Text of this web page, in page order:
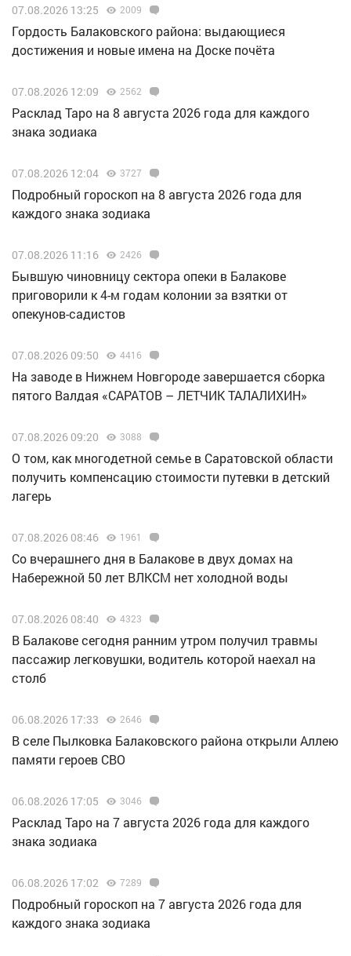
07.08.2026 13:25 2009
Гордость Балаковского района: выдающиеся
достижения и новые имена на Доске почёта
07.08.2026 12:09 2562
Расклад Таро на 8 августа 2026 года для каждого
знака зодиака
07.08.2026 12:04 3727
Подробный гороскоп на 8 августа 2026 года для
каждого знака зодиака
07.08.2026 11:16 2426
Бывшую чиновницу сектора опеки в Балакове
приговорили к 4-м годам колонии за взятки от
опекунов-садистов
07.08.2026 09:50 4416
Н️а заводе в Нижнем Новгороде завершается сборка
пятого Валдая «САРАТОВ – ЛЕТЧИК ТАЛАЛИХИН»
07.08.2026 09:20 3088
О том, как многодетной семье в Саратовской области
получить компенсацию стоимости путевки в детский
лагерь
07.08.2026 08:46 1961
Со вчерашнего дня в Балакове в двух домах на
Набережной 50 лет ВЛКСМ нет холодной воды
07.08.2026 08:40 4323
В Балакове сегодня ранним утром получил травмы
пассажир легковушки, водитель которой наехал на
столб
06.08.2026 17:33 2646
В селе Пылковка Балаковского района открыли Аллею
памяти героев СВО
06.08.2026 17:05 3046
Расклад Таро на 7 августа 2026 года для каждого
знака зодиака
06.08.2026 17:02 7289
Подробный гороскоп на 7 августа 2026 года для
каждого знака зодиака